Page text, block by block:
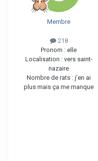
Membre
218
Pronom : elle
Localisation : vers saint-
nazaire
Nombre de rats : j'en ai
plus mais ça me manque